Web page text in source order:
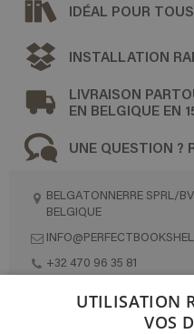
IDÉAL POUR
INSTALLATION
LIVRAISON
EN BELGIQUE EN
UNE QUESTION ?
BELGATONNERRE SPRL/
BELGIQUE
+32 470 96 35 81
UTILISATION
VOS